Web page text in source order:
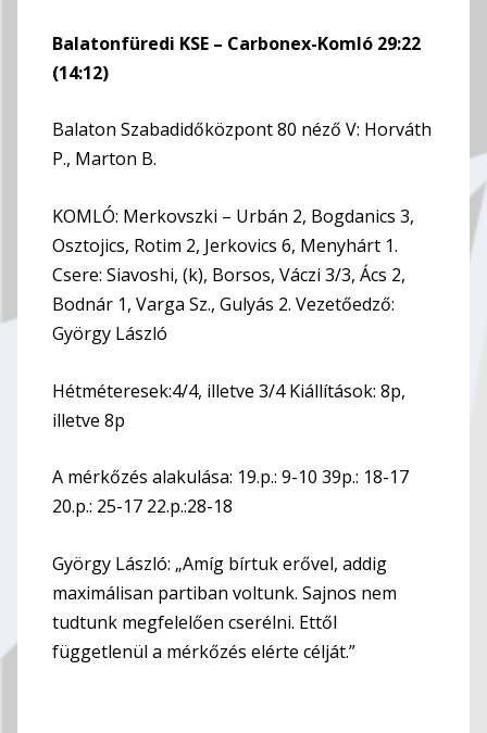
Balatonfüredi KSE – Carbonex-Komló 29:22
(14:12)
Balaton Szabadidőközpont 80 néző V: Horváth
P., Marton B.
KOMLÓ: Merkovszki – Urbán 2, Bogdanics 3,
Osztojics, Rotim 2, Jerkovics 6, Menyhárt 1.
Csere: Siavoshi, (k), Borsos, Váczi 3/3, Ács 2,
Bodnár 1, Varga Sz., Gulyás 2. Vezetőedző:
György László
Hétméteresek:4/4, illetve 3/4 Kiállítások: 8p,
illetve 8p
A mérkőzés alakulása: 19.p.: 9-10 39p.: 18-17
20.p.: 25-17 22.p.:28-18
György László: „Amíg bírtuk erővel, addig
maximálisan partiban voltunk. Sajnos nem
tudtunk megfelelően cserélni. Ettől
függetlenül a mérkőzés elérte célját.”